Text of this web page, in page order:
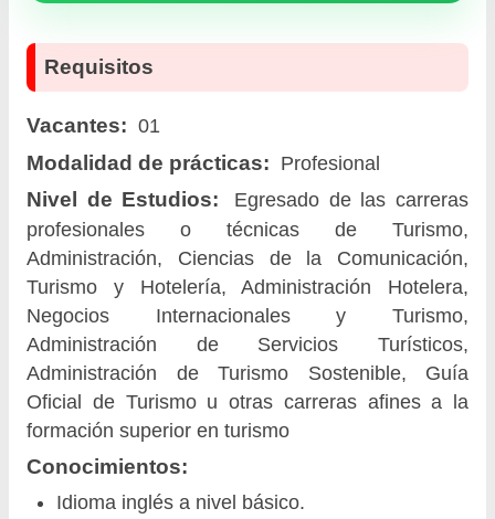
Requisitos
Vacantes: 01
Modalidad de prácticas: Profesional
Nivel de Estudios:
Egresado de las carreras
profesionales o técnicas de Turismo,
Administración, Ciencias de la Comunicación,
Turismo y Hotelería, Administración Hotelera,
Negocios Internacionales y Turismo,
Administración de Servicios Turísticos,
Administración de Turismo Sostenible, Guía
Oficial de Turismo u otras carreras afines a la
formación superior en turismo
Conocimientos:
Idioma inglés a nivel básico.